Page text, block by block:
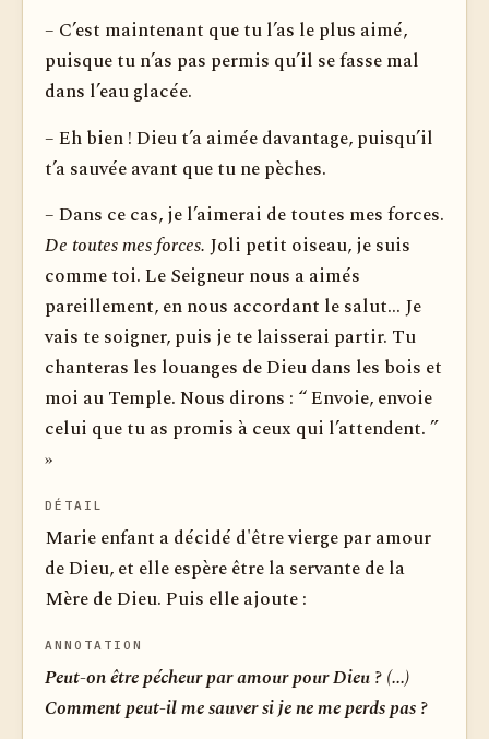
– C’est maintenant que tu l’as le plus aimé,
puisque tu n’as pas permis qu’il se fasse mal
dans l’eau glacée.
– Eh bien ! Dieu t’a aimée davantage, puisqu’il
t’a sauvée avant que tu ne pèches.
– Dans ce cas, je l’aimerai de toutes mes forces.
De toutes mes forces. Joli petit oiseau, je suis
comme toi. Le Seigneur nous a aimés
pareillement, en nous accordant le salut... Je
vais te soigner, puis je te laisserai partir. Tu
chanteras les louanges de Dieu dans les bois et
moi au Temple. Nous dirons : “ Envoie, envoie
celui que tu as promis à ceux qui l’attendent. ”
»
DÉTAIL
Marie enfant a décidé d'être vierge par amour
de Dieu, et elle espère être la servante de la
Mère de Dieu. Puis elle ajoute :
ANNOTATION
Peut-on être pécheur par amour pour Dieu ? (...)
Comment peut-il me sauver si je ne me perds pas ?